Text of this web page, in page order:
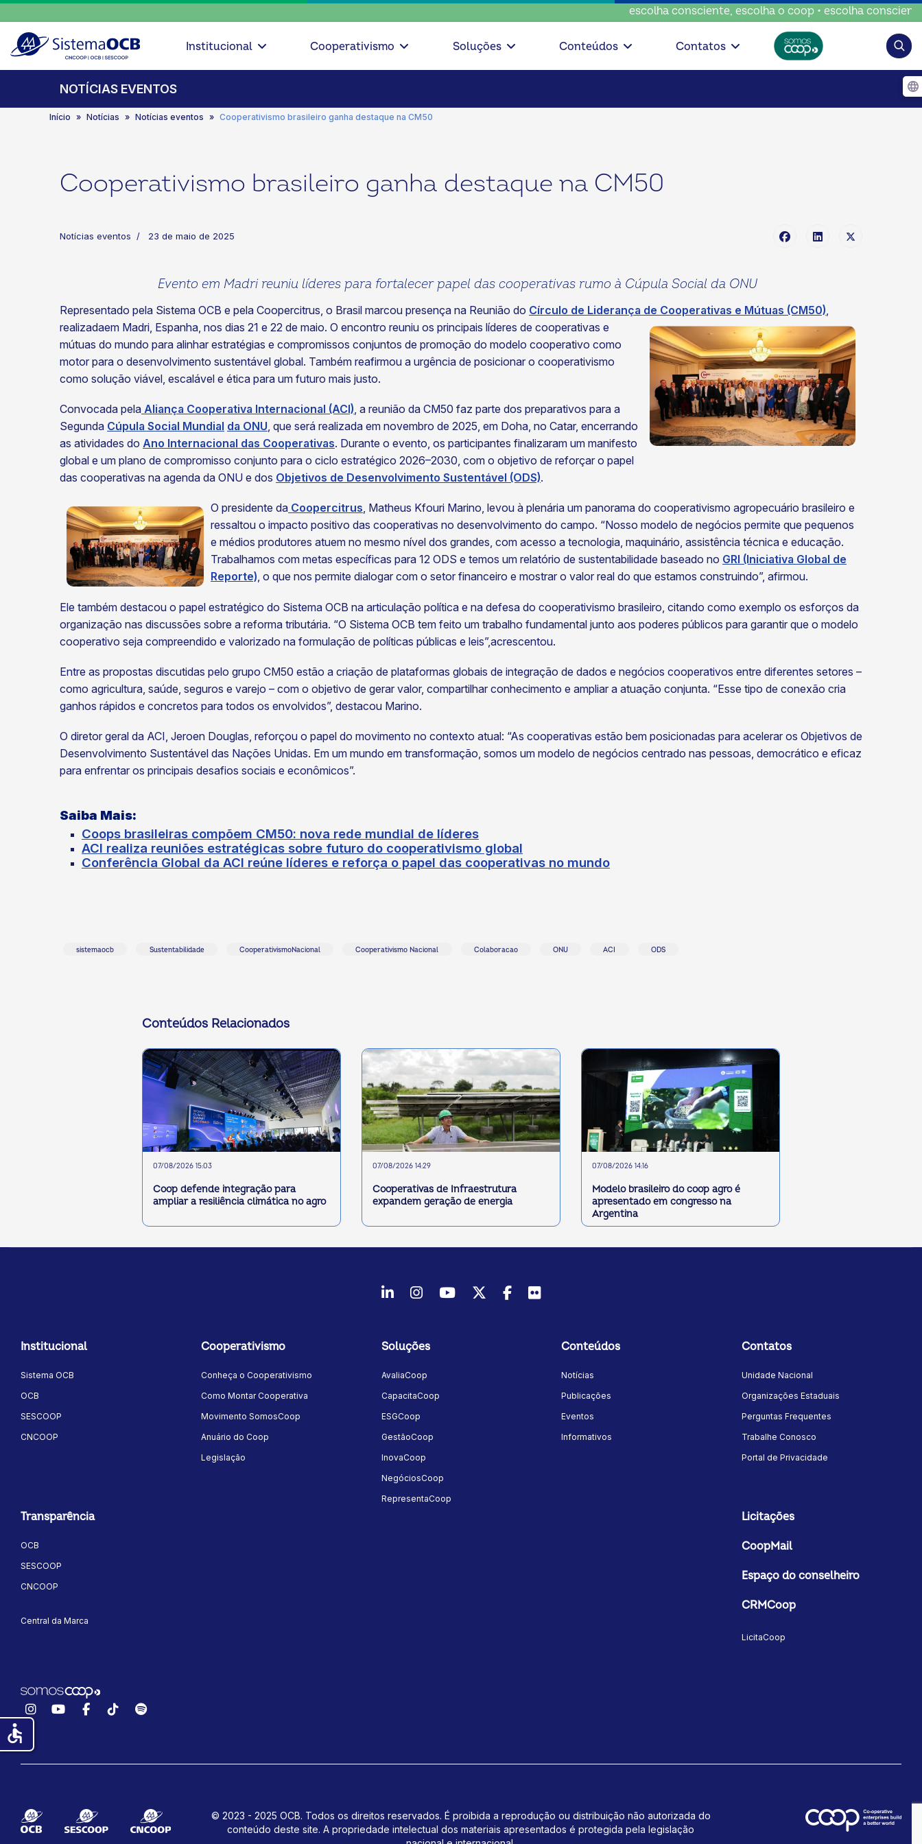
escolha consciente, escolha o coop • escolha consciente,
Institucional Cooperativismo Soluções Conteúdos Contatos
NOTÍCIAS EVENTOS
Início Notícias Notícias eventos Cooperativismo brasileiro ganha destaque na CM50
Cooperativismo brasileiro ganha destaque na CM50
Notícias eventos 23 de maio de 2025
Evento em Madri reuniu líderes para fortalecer papel das cooperativas rumo à Cúpula Social da ONU
Representado pela Sistema OCB e pela Coopercitrus, o Brasil marcou presença na Reunião do Círculo de Liderança de Cooperativas e Mútuas (CM50),
realizadaem Madri, Espanha, nos dias 21 e 22 de maio. O encontro reuniu os principais líderes de cooperativas e
mútuas do mundo para alinhar estratégias e compromissos conjuntos de promoção do modelo cooperativo como
motor para o desenvolvimento sustentável global. Também reafirmou a urgência de posicionar o cooperativismo
como solução viável, escalável e ética para um futuro mais justo.
Convocada pela Aliança Cooperativa Internacional (ACI), a reunião da CM50 faz parte dos preparativos para a
Segunda Cúpula Social Mundial da ONU, que será realizada em novembro de 2025, em Doha, no Catar, encerrando
as atividades do Ano Internacional das Cooperativas. Durante o evento, os participantes finalizaram um manifesto
global e um plano de compromisso conjunto para o ciclo estratégico 2026–2030, com o objetivo de reforçar o papel
das cooperativas na agenda da ONU e dos Objetivos de Desenvolvimento Sustentável (ODS).
O presidente da Coopercitrus, Matheus Kfouri Marino, levou à plenária um panorama do cooperativismo agropecuário brasileiro e
ressaltou o impacto positivo das cooperativas no desenvolvimento do campo. “Nosso modelo de negócios permite que pequenos
e médios produtores atuem no mesmo nível dos grandes, com acesso a tecnologia, maquinário, assistência técnica e educação.
Trabalhamos com metas específicas para 12 ODS e temos um relatório de sustentabilidade baseado no GRI (Iniciativa Global de
Reporte), o que nos permite dialogar com o setor financeiro e mostrar o valor real do que estamos construindo”, afirmou.
Ele também destacou o papel estratégico do Sistema OCB na articulação política e na defesa do cooperativismo brasileiro, citando como exemplo os esforços da
organização nas discussões sobre a reforma tributária. “O Sistema OCB tem feito um trabalho fundamental junto aos poderes públicos para garantir que o modelo
cooperativo seja compreendido e valorizado na formulação de políticas públicas e leis”,acrescentou.
Entre as propostas discutidas pelo grupo CM50 estão a criação de plataformas globais de integração de dados e negócios cooperativos entre diferentes setores –
como agricultura, saúde, seguros e varejo – com o objetivo de gerar valor, compartilhar conhecimento e ampliar a atuação conjunta. “Esse tipo de conexão cria
ganhos rápidos e concretos para todos os envolvidos”, destacou Marino.
O diretor geral da ACI, Jeroen Douglas, reforçou o papel do movimento no contexto atual: “As cooperativas estão bem posicionadas para acelerar os Objetivos de
Desenvolvimento Sustentável das Nações Unidas. Em um mundo em transformação, somos um modelo de negócios centrado nas pessoas, democrático e eficaz
para enfrentar os principais desafios sociais e econômicos”.
Saiba Mais:
Coops brasileiras compõem CM50: nova rede mundial de líderes
ACI realiza reuniões estratégicas sobre futuro do cooperativismo global
Conferência Global da ACI reúne líderes e reforça o papel das cooperativas no mundo
sistemaocb Sustentabilidade CooperativismoNacional Cooperativismo Nacional Colaboracao ONU ACI ODS
Conteúdos Relacionados
07/08/2026 15:03
Coop defende integração para
ampliar a resiliência climática no agro
07/08/2026 14:29
Cooperativas de Infraestrutura
expandem geração de energia
07/08/2026 14:16
Modelo brasileiro do coop agro é
apresentado em congresso na
Argentina
LinkedInInstagram
YoutubeTwitter/X
Facebook
Flickr
Institucional
Sistema OCB
OCB
SESCOOP
CNCOOP
Cooperativismo
Conheça o Cooperativismo
Como Montar Cooperativa
Movimento SomosCoop
Anuário do Coop
Legislação
Soluções
AvaliaCoop
CapacitaCoop
ESGCoop
GestãoCoop
InovaCoop
NegóciosCoop
RepresentaCoop
Conteúdos
Notícias
Publicações
Eventos
Informativos
Contatos
Unidade Nacional
Organizações Estaduais
Perguntas Frequentes
Trabalhe Conosco
Portal de Privacidade
Transparência
OCB
SESCOOP
CNCOOP
Central da Marca
Licitações
CoopMail
Espaço do conselheiro
CRMCoop
LicitaCoop
InstagramYouTubeFacebook
TikTokSpotify
© 2023 - 2025 OCB. Todos os direitos reservados. É proibida a reprodução ou distribuição não autorizada do
conteúdo deste site.A propriedade intelectual dos materiais apresentados é protegida pela legislação
accessible